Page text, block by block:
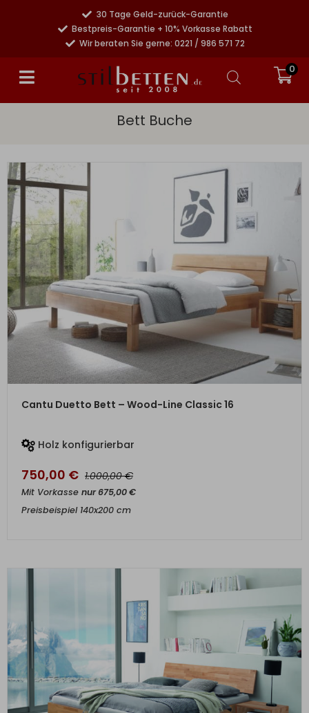
30 Tage Geld-zurück-Garantie
Bestpreis-Garantie + 10% Vorkasse Rabatt
Wir beraten Sie gerne: 0221 / 986 571 72
0
Bett Buche
ZUM PRODUKT
Cantu Duetto Bett – Wood-Line Classic 16
Holz konfigurierbar
750,00 € 1.000,00€
Mit Vorkasse nur675,00€
Preisbeispiel 140x200 cm